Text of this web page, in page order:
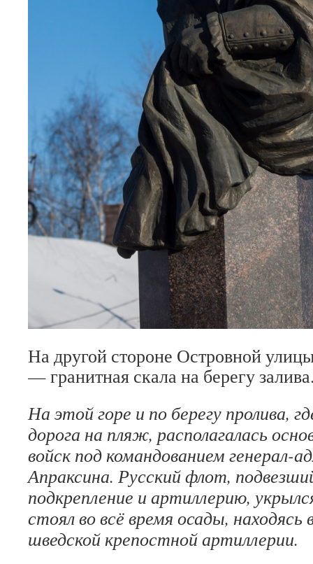
На другой стороне Островной
— гранитная скала на берегу
На этой горе и по берегу пролива,
дорога на пляж, располагалась
войск под командованием генерал-
Апраксина. Русский флот,
подкрепление и артиллерию,
стоял во всё время осады, находясь
шведской крепостной артиллерии.